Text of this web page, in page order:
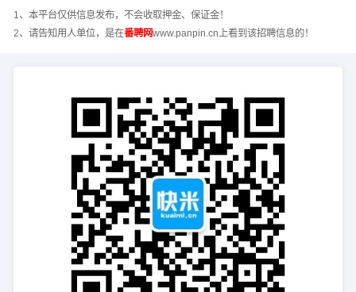
1、本平台仅供信息发布，不会收取押金、保证金！
2、请告知用人单位，是在番聘网www.panpin.cn上看到该招聘信息的！